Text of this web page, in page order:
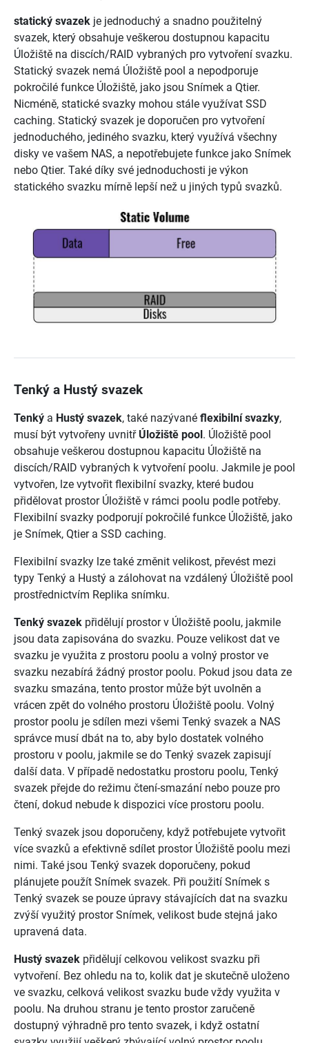
statický svazek je jednoduchý a snadno použitelný
svazek, který obsahuje veškerou dostupnou kapacitu
Úložiště na discích/RAID vybraných pro vytvoření svazku.
Statický svazek nemá Úložiště pool a nepodporuje
pokročilé funkce Úložiště, jako jsou Snímek a Qtier.
Nicméně, statické svazky mohou stále využívat SSD
caching. Statický svazek je doporučen pro vytvoření
jednoduchého, jediného svazku, který využívá všechny
disky ve vašem NAS, a nepotřebujete funkce jako Snímek
nebo Qtier. Také díky své jednoduchosti je výkon
statického svazku mírně lepší než u jiných typů svazků.
Tenký a Hustý svazek
Tenký a Hustý svazek, také nazývané flexibilní svazky,
musí být vytvořeny uvnitř Úložiště pool. Úložiště pool
obsahuje veškerou dostupnou kapacitu Úložiště na
discích/RAID vybraných k vytvoření poolu. Jakmile je pool
vytvořen, lze vytvořit flexibilní svazky, které budou
přidělovat prostor Úložiště v rámci poolu podle potřeby.
Flexibilní svazky podporují pokročilé funkce Úložiště, jako
je Snímek, Qtier a SSD caching.
Flexibilní svazky lze také změnit velikost, převést mezi
typy Tenký a Hustý a zálohovat na vzdálený Úložiště pool
prostřednictvím Replika snímku.
Tenký svazek přidělují prostor v Úložiště poolu, jakmile
jsou data zapisována do svazku. Pouze velikost dat ve
svazku je využita z prostoru poolu a volný prostor ve
svazku nezabírá žádný prostor poolu. Pokud jsou data ze
svazku smazána, tento prostor může být uvolněn a
vrácen zpět do volného prostoru Úložiště poolu. Volný
prostor poolu je sdílen mezi všemi Tenký svazek a NAS
správce musí dbát na to, aby bylo dostatek volného
prostoru v poolu, jakmile se do Tenký svazek zapisují
další data. V případě nedostatku prostoru poolu, Tenký
svazek přejde do režimu čtení-smazání nebo pouze pro
čtení, dokud nebude k dispozici více prostoru poolu.
Tenký svazek jsou doporučeny, když potřebujete vytvořit
více svazků a efektivně sdílet prostor Úložiště poolu mezi
nimi. Také jsou Tenký svazek doporučeny, pokud
plánujete použít Snímek svazek. Při použití Snímek s
Tenký svazek se pouze úpravy stávajících dat na svazku
zvýší využitý prostor Snímek, velikost bude stejná jako
upravená data.
Hustý svazek přidělují celkovou velikost svazku při
vytvoření. Bez ohledu na to, kolik dat je skutečně uloženo
ve svazku, celková velikost svazku bude vždy využita v
poolu. Na druhou stranu je tento prostor zaručeně
dostupný výhradně pro tento svazek, i když ostatní